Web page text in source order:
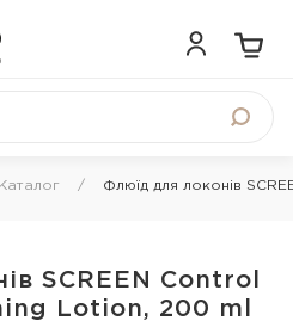
Каталог Флюїд для локонів
SCREEN Control
Lotion, 200 ml